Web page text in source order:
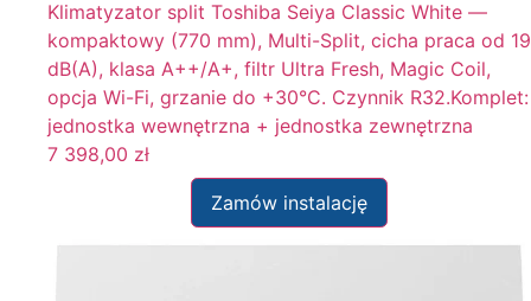
Klimatyzator split Toshiba Seiya Classic White —
kompaktowy (770 mm), Multi-Split, cicha praca od 19
dB(A), klasa A++/A+, filtr Ultra Fresh, Magic Coil,
opcja Wi-Fi, grzanie do +30°C. Czynnik R32.Komplet:
jednostka wewnętrzna + jednostka zewnętrzna
7 398,00 zł
Zamów instalację